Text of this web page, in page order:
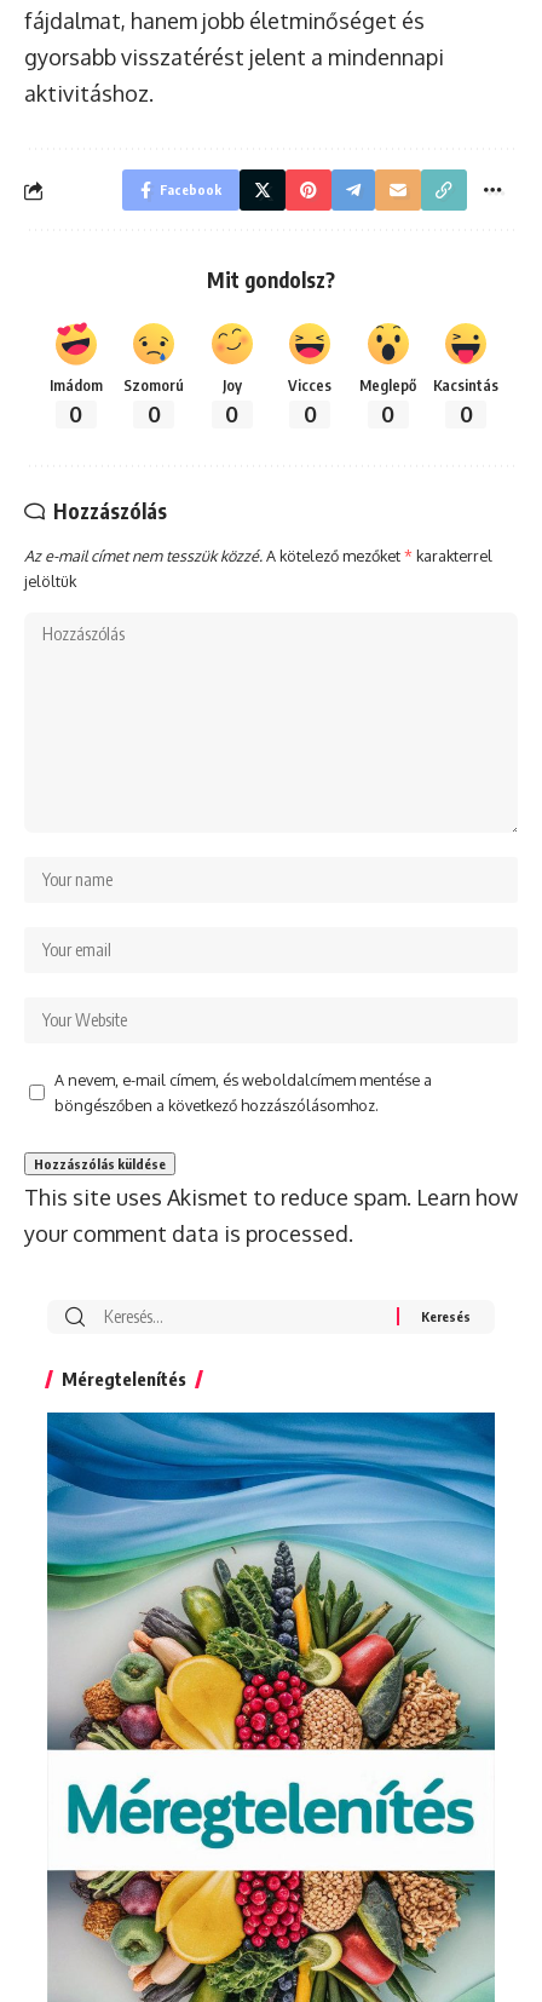
fájdalmat, hanem jobb életminőséget és
gyorsabb visszatérést jelent a mindennapi
aktivitáshoz.
Facebook
Mit gondolsz?
Imádom
0
Szomorú
0
Joy
0
Vicces
0
Meglepő
0
Kacsintás
0
Hozzászólás
Az e-mail címet nem tesszük közzé.A kötelező mezőket* karakterrel
jelöltük
A nevem, e-mail címem, és weboldalcímem mentése a
böngészőben a következő hozzászólásomhoz.
This site uses Akismet to reduce spam. Learn how
your comment data is processed.
Search
Méregtelenítés